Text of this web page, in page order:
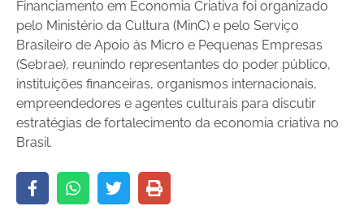
Financiamento em Economia Criativa foi organizado
pelo Ministério da Cultura (MinC) e pelo Serviço
Brasileiro de Apoio às Micro e Pequenas Empresas
(Sebrae), reunindo representantes do poder público,
instituições financeiras, organismos internacionais,
empreendedores e agentes culturais para discutir
estratégias de fortalecimento da economia criativa no
Brasil.